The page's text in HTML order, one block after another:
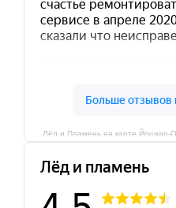
Лёд и Пламень на карте